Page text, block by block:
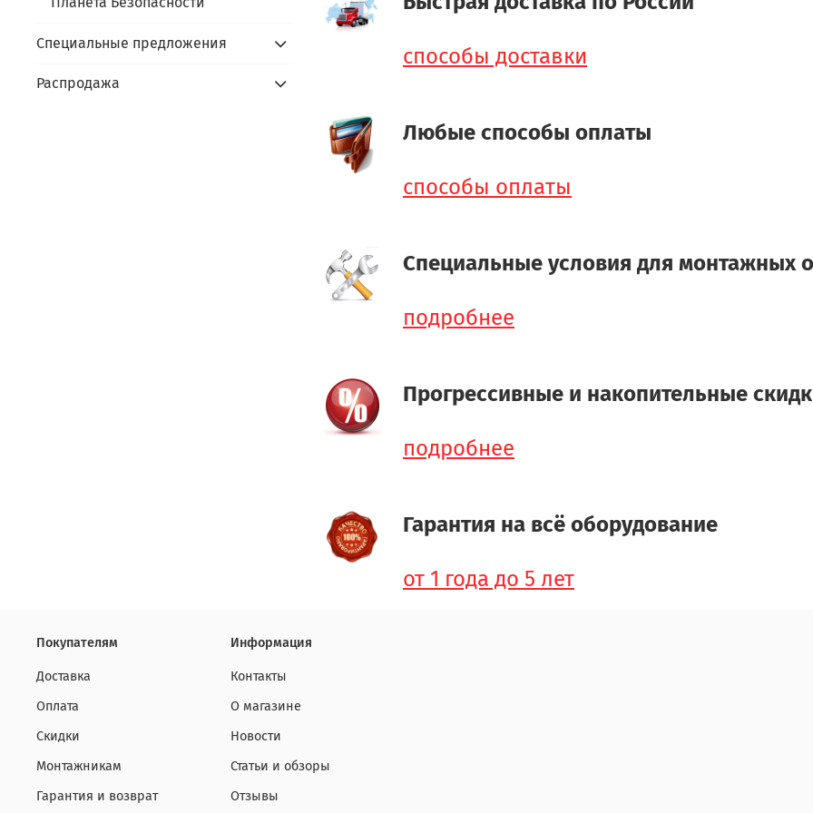
способы доставки
Любые способы оплаты
способы оплаты
Специальные условия для монтажных
подробнее
Прогрессивные и накопительные
подробнее
Гарантия на всё оборудование
от 1 года до 5 лет
Специальные предложения
Распродажа
Покупателям
Доставка
Оплата
Скидки
Монтажникам
Гарантия и возврат
Информация
Контакты
О магазине
Новости
Статьи и обзоры
Отзывы